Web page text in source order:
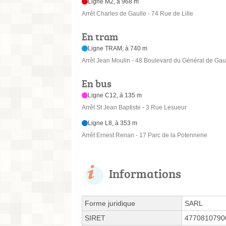
Ligne M2, à 968 m
Arrêt Charles de Gaulle - 74 Rue de Lille
En tram
Ligne TRAM, à 740 m
Arrêt Jean Moulin - 48 Boulevard du Général de
En bus
Ligne C12, à 135 m
Arrêt St Jean Baptiste - 3 Rue Lesueur
Ligne L8, à 353 m
Arrêt Ernest Renan - 17 Parc de la Potennerie
Informations
Forme juridique
SARL
SIRET